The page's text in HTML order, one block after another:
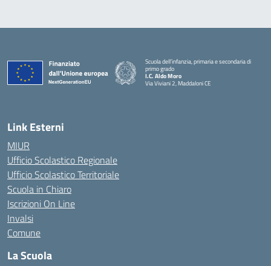
Scuola dell’infanzia, primaria e secondaria di
primo grado
I.C. Aldo Moro
Via Viviani 2, Maddaloni CE
Link Esterni
MIUR
Ufficio Scolastico Regionale
Ufficio Scolastico Territoriale
Scuola in Chiaro
Iscrizioni On Line
Invalsi
Comune
La Scuola